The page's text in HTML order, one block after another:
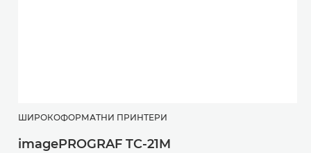
ШИРОКОФОРМАТНИ ПРИНТЕРИ
imagePROGRAF TC-21M